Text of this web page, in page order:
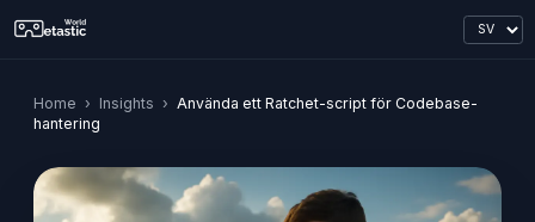
Home › Insights › Använda ett Ratchet-script för Codebase-
hantering